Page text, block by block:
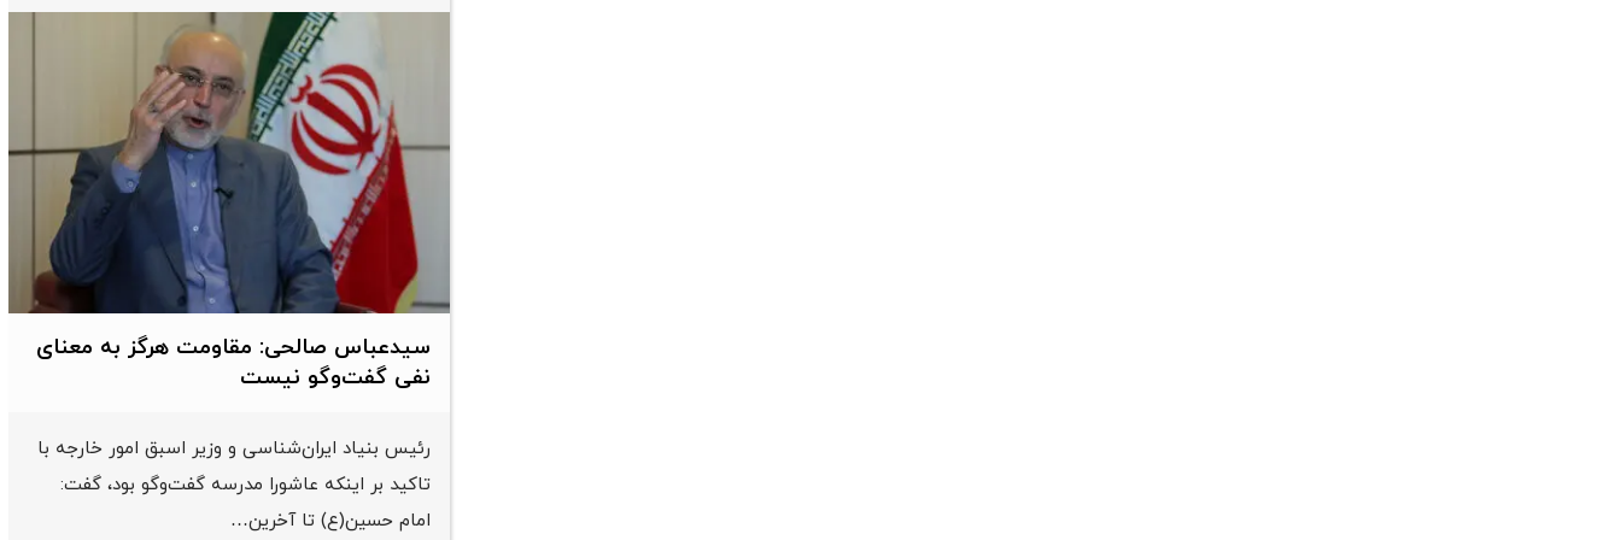
سیدعباس صالحی: مقاومت هرگز به معنای
نفی گفت‌وگو نیست
رئیس بنیاد ایران‌شناسی و وزیر اسبق امور خارجه با
تاکید بر اینکه عاشورا مدرسه گفت‌وگو بود، گفت:
امام حسین(ع) تا آخرین…